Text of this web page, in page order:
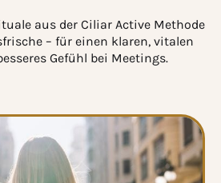
aus der Ciliar Active Methode
– für einen klaren, vitalen
Gefühl bei Meetings.